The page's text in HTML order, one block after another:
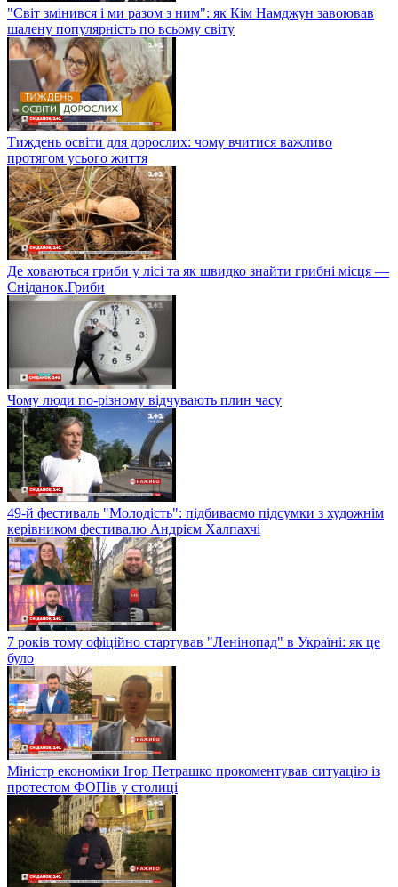
"Світ змінився і ми разом з ним": як Кім Намджун завоював
шалену популярність по всьому світу
Тиждень освіти для дорослих: чому вчитися важливо
протягом усього життя
Де ховаються гриби у лісі та як швидко знайти грибні місця —
Сніданок.Гриби
Чому люди по-різному відчувають плин часу
49-й фестиваль "Молодість": підбиваємо підсумки з художнім
керівником фестивалю Андрієм Халпахчі
7 років тому офіційно стартував "Ленінопад" в Україні: як це
було
Міністр економіки Ігор Петрашко прокоментував ситуацію із
протестом ФОПів у столиці